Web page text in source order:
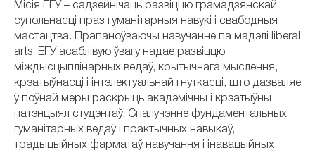
Місія ЕГУ – садзейнічаць развіццю грамадзянскай
супольнасці праз гуманітарныя навукі і свабодныя
мастацтва. Прапаноўваючы навучанне па мадэлі liberal
arts, ЕГУ асаблівую ўвагу надае развіццю
міждысцыплінарных ведаў, крытычнага мыслення,
крэатыўнасці і інтэлектуальнай гнуткасці, што дазваляе
ў поўнай меры раскрыць акадэмічны і крэатыўны
патэнцыял студэнтаў. Спалучэнне фундаментальных
гуманітарных ведаў і практычных навыкаў,
традыцыйных фарматаў навучання і інавацыйных